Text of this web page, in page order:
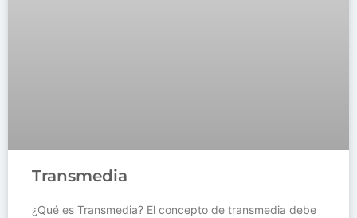
Transmedia
¿Qué es Transmedia? El concepto de transmedia debe